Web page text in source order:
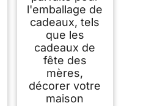
l'emballage de
cadeaux, tels
que les
cadeaux de
fête des
mères,
décorer votre
maison